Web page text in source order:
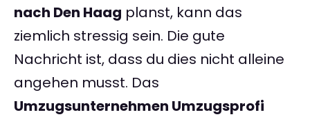
nach Den Haag planst, kann das
ziemlich stressig sein. Die gute
Nachricht ist, dass du dies nicht alleine
angehen musst. Das
Umzugsunternehmen Umzugsprofi